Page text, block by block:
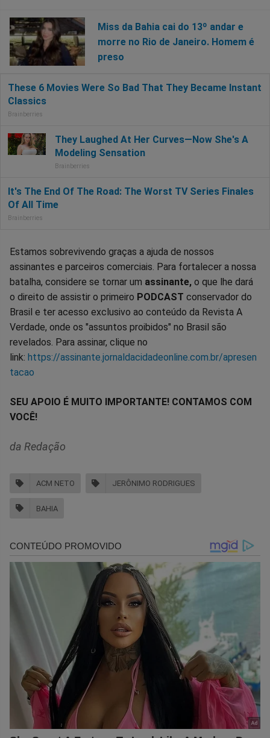
Miss da Bahia cai do 13º andar e
morre no Rio de Janeiro. Homem é
preso
Estamos sobrevivendo graças a ajuda de nossos
assinantes e parceiros comerciais. Para fortalecer a nossa
batalha, considere se tornar um assinante, o que lhe dará
o direito de assistir o primeiro PODCAST conservador do
Brasil e ter acesso exclusivo ao conteúdo da Revista A
Verdade, onde os "assuntos proibidos" no Brasil são
revelados. Para assinar, clique no
link: https://assinante.jornaldacidadeonline.com.br/apresen
tacao
SEU APOIO É MUITO IMPORTANTE! CONTAMOS COM
VOCÊ!
da Redação
ACM NETO JERÔNIMO RODRIGUES
BAHIA